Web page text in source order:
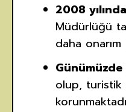
2008 yılında
Müdürlüğü
daha onarım
Günümüzde
olup, turistik